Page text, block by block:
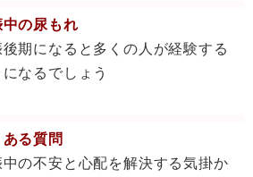
の尿もれ
期になると多くの人が経験する
なるでしょう
ある質問
の不安と心配を解決する気掛か